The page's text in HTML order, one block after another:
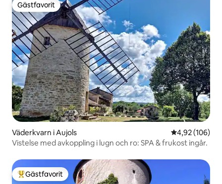
Gästfavorit
Gästfavorit
Väderkvarn i Aujols 4,92 av 5 i
4,92 (106)
Vistelse med avkoppling i lugn och ro: SPA & frukost ingår.
Populär gästfavorit
Gästfavorit